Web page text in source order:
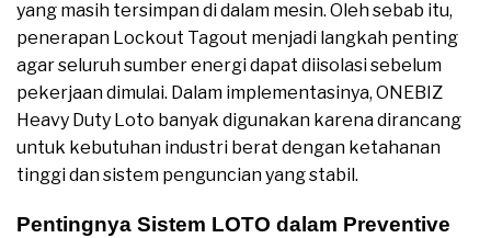
yang masih tersimpan di dalam mesin. Oleh sebab itu,
penerapan Lockout Tagout menjadi langkah penting
agar seluruh sumber energi dapat diisolasi sebelum
pekerjaan dimulai. Dalam implementasinya, ONEBIZ
Heavy Duty Loto banyak digunakan karena dirancang
untuk kebutuhan industri berat dengan ketahanan
tinggi dan sistem penguncian yang stabil.
Pentingnya Sistem LOTO dalam Preventive